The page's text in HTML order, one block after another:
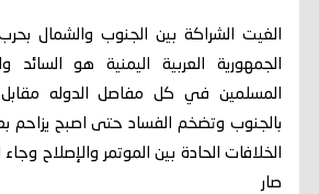
الجمهورية العربية اليمنية هو
المسلمين في كل مفاصل الدوله مقابل
بالجنوب وتضخم الفساد حتى اصبح يزاحم
الخلافات الحادة بين الموتمر والإصلاح وجاء
صار